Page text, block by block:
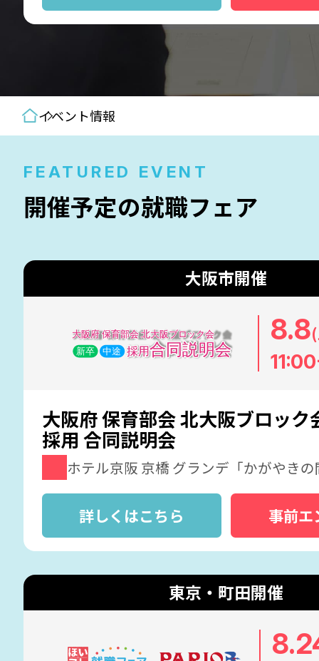
イベント情報
FEATURED EVENT
開催予定の就職フェア
大阪市開催
8.8
大阪府 保育部会 北大阪ブロック
採用 合同説明会
ホテル京阪 京橋 グランデ「かがやき
詳しくはこちら 事前エ
東京・町田開催